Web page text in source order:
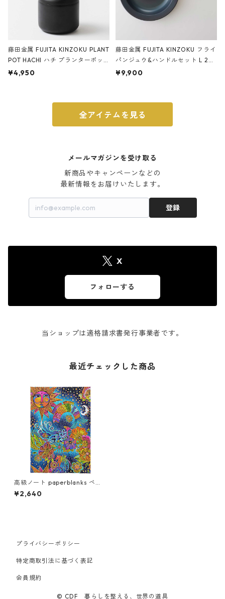
藤田金属 FUJITA KINZOKU PLANT
POT HACHI ハチ プランターポッ
ト 3号 ブラック
¥4,950
藤田金属 FUJITA KINZOKU フライ
パンジュウ&ハンドルセット L 24c
m ガス火・IH対応 鉄フライパン
¥9,900
全アイテムを見る
メールマガジンを受け取る
新商品やキャンペーンなどの
最新情報をお届けいたします。
登録
X
フォローする
当ショップは適格請求書発行事業者です。
最近チェックした商品
高級ノート paperblanks ペー
パーブランクス MIDI ハードカ
バー 罫線 気まぐれな妖精たち
¥2,640
プライバシーポリシー
特定商取引法に基づく表記
会員規約
© CDF 暮らしを整える、世界の道具